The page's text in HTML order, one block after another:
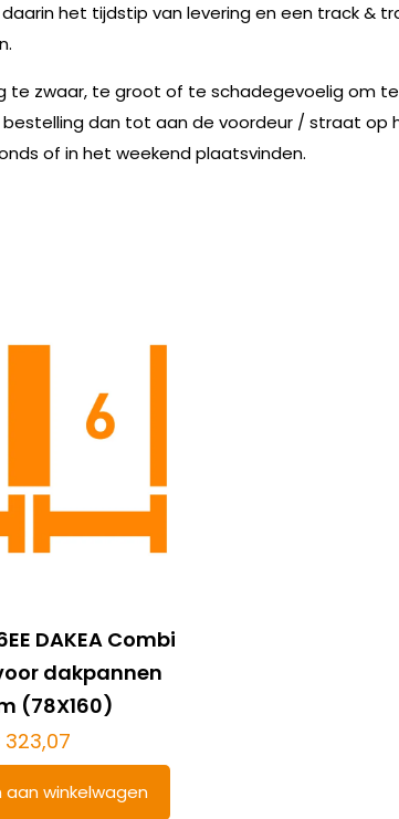
het tijdstip van levering en een track &
te zwaar, te groot of te schadegevoelig om
bestelling dan tot aan de voordeur / straat
of in het weekend plaatsvinden.
DAKEA Combi
dakpannen
(78X160)
323,07
winkelwagen